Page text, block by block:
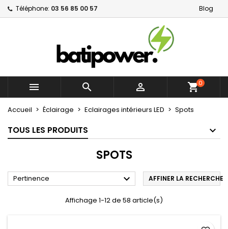
Téléphone: 03 56 85 00 57 Blog
   shopping_cart0
Accueil Éclairage Eclairages intérieurs LED Spots
TOUS LES PRODUITS
SPOTS
Pertinence  AFFINER LA RECHERCHE
Affichage 1-12 de 58 article(s)
Mes listes d'envies ×
Créer une nouvelle liste
((modalTitle)) ×
((confirmMessage))
((cancelText)) ((modalDeleteText))
Créer une liste d'envies ×
Nom de la liste d'envies
Annuler Créer une liste d'envies
Connexion ×
Vous devez être connecté pour ajouter des produits
à votre liste d'envies.
Annuler Connexion